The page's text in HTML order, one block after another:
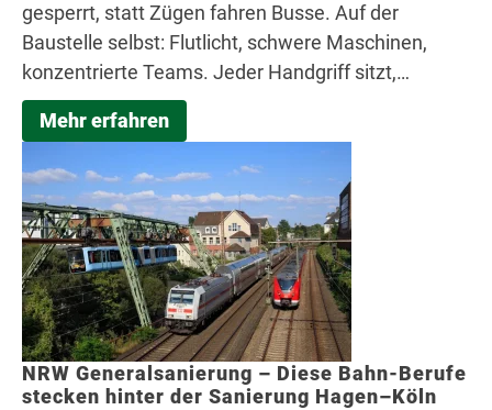
gesperrt, statt Zügen fahren Busse. Auf der
Baustelle selbst: Flutlicht, schwere Maschinen,
konzentrierte Teams. Jeder Handgriff sitzt,…
Mehr erfahren
NRW Generalsanierung – Diese Bahn-Berufe
stecken hinter der Sanierung Hagen–Köln